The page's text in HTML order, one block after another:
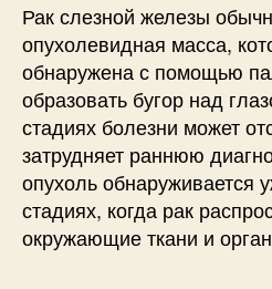
Рак слезной железы
опухолевидная масса,
обнаружена с помощью
образовать бугор над
стадиях болезни может
затрудняет раннюю
опухоль обнаруживается
стадиях, когда рак
окружающие ткани и